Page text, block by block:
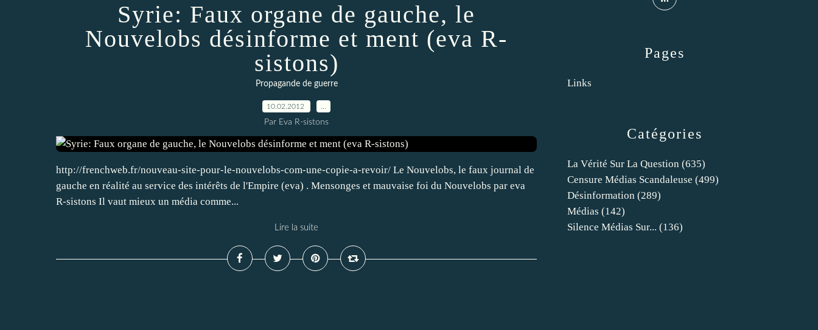
Syrie: Faux organe de gauche, le
Nouvelobs désinforme et ment (eva R-
sistons)
Propagande de guerre
10.02.2012
Par Eva R-sistons
http://frenchweb.fr/nouveau-site-pour-le-nouvelobs-com-une-copie-a-revoir/ Le Nouvelobs, le faux journal de
gauche en réalité au service des intérêts de l'Empire (eva) . Mensonges et mauvaise foi du Nouvelobs par eva
R-sistons Il vaut mieux un média comme...
Lire la suite
Catégories
La Vérité Sur La Question (635)
Censure Médias Scandaleuse (499)
Désinformation (289)
Médias (142)
Silence Médias Sur... (136)
Pages
Links